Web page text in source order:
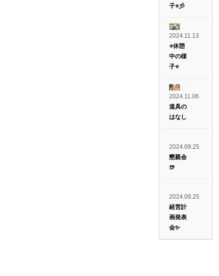
子⭐彡
2024.11.13
⭐️休憩
中の様
子⭐️
2024.11.06
道具の
はなし
2024.09.25
懇親会
🍺
2024.09.25
経営計
画発表
会✨